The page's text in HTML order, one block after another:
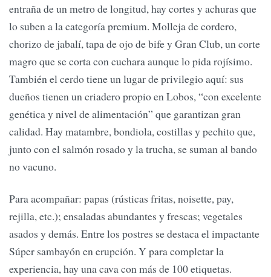
entraña de un metro de longitud, hay cortes y achuras que
lo suben a la categoría premium. Molleja de cordero,
chorizo de jabalí, tapa de ojo de bife y Gran Club, un corte
magro que se corta con cuchara aunque lo pida rojísimo.
También el cerdo tiene un lugar de privilegio aquí: sus
dueños tienen un criadero propio en Lobos, “con excelente
genética y nivel de alimentación” que garantizan gran
calidad. Hay matambre, bondiola, costillas y pechito que,
junto con el salmón rosado y la trucha, se suman al bando
no vacuno.
Para acompañar: papas (rústicas fritas, noisette, pay,
rejilla, etc.); ensaladas abundantes y frescas; vegetales
asados y demás. Entre los postres se destaca el impactante
Súper sambayón en erupción. Y para completar la
experiencia, hay una cava con más de 100 etiquetas.